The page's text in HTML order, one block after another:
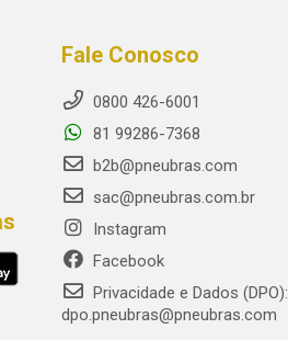
Fale Conosco
0800 426-6001
81 99286-7368
b2b@pneubras.com
sac@pneubras.com.br
Instagram
Facebook
Privacidade e Dados (DPO):
dpo.pneubras@pneubras.com